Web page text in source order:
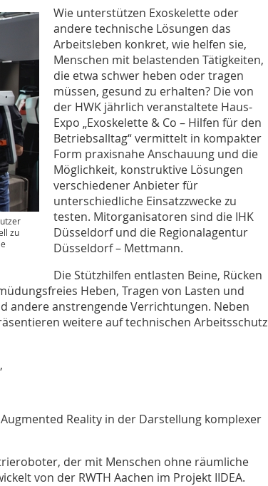
zu
Wie unterstützen Exoskelette oder
andere technische Lösungen das
Arbeitsleben konkret, wie helfen sie,
Menschen mit belastenden Tätigkeiten,
die etwa schwer heben oder tragen
müssen, gesund zu erhalten? Die von
der HWK jährlich veranstaltete Haus-
Expo „Exoskelette & Co – Hilfen für den
Betriebsalltag“ vermittelt in kompakter
Form praxisnahe Anschauung und die
Möglichkeit, konstruktive Lösungen
verschiedener Anbieter für
unterschiedliche Einsatzzwecke zu
testen. Mitorganisatoren sind die IHK
Düsseldorf und die Regionalagentur
Düsseldorf – Mettmann.
Die Stützhilfen entlasten Beine, Rücken
Heben, Tragen von Lasten und
andere anstrengende Verrichtungen. Neben
weitere auf technischen Arbeitsschutz
Reality in der Darstellung komplexer
der mit Menschen ohne räumliche
von der RWTH Aachen im Projekt IIDEA.